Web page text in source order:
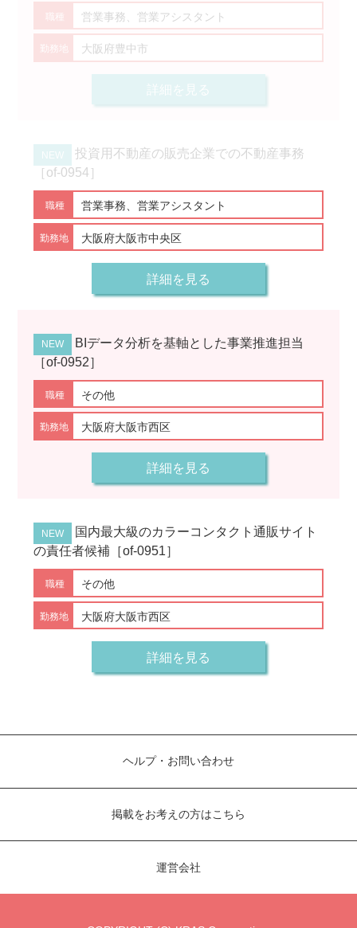
営業事務、営業アシスタント
大阪府豊中市
詳細を見る
投資用不動産の販売企業での不動産事務
［of-0954］
営業事務、営業アシスタント
大阪府大阪市中央区
詳細を見る
BIデータ分析を基軸とした事業推進担当
［of-0952］
その他
大阪府大阪市西区
詳細を見る
国内最大級のカラーコンタクト通販サイト
の責任者候補［of-0951］
その他
大阪府大阪市西区
詳細を見る
ヘルプ・お問い合わせ
掲載をお考えの方はこちら
運営会社